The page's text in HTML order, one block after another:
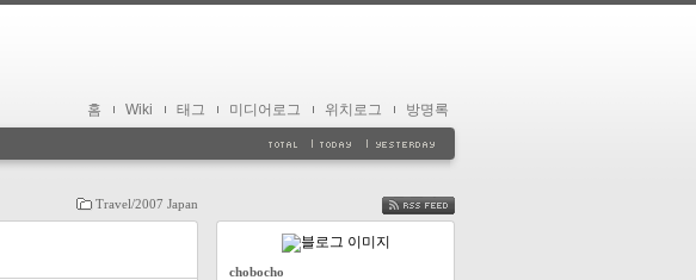
홈 Wiki 태그 미디어로그 위치로그 방명록
Travel/2007 Japan
FEED
chobocho